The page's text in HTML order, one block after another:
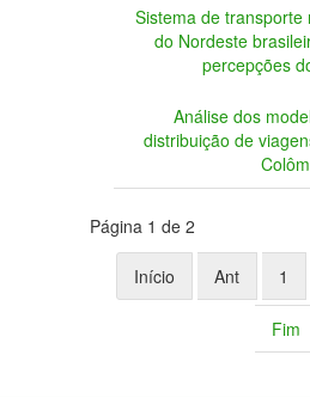
Sistema de
do Nordeste
percepções
Análise dos
distribuição de
Página 1 de 2
Início Ant 1
Fim